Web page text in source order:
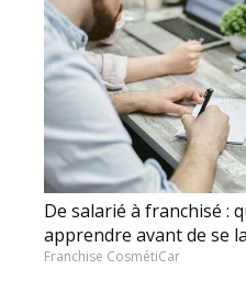
De salarié à franchisé :
apprendre avant de se
Franchise CosmétiCar